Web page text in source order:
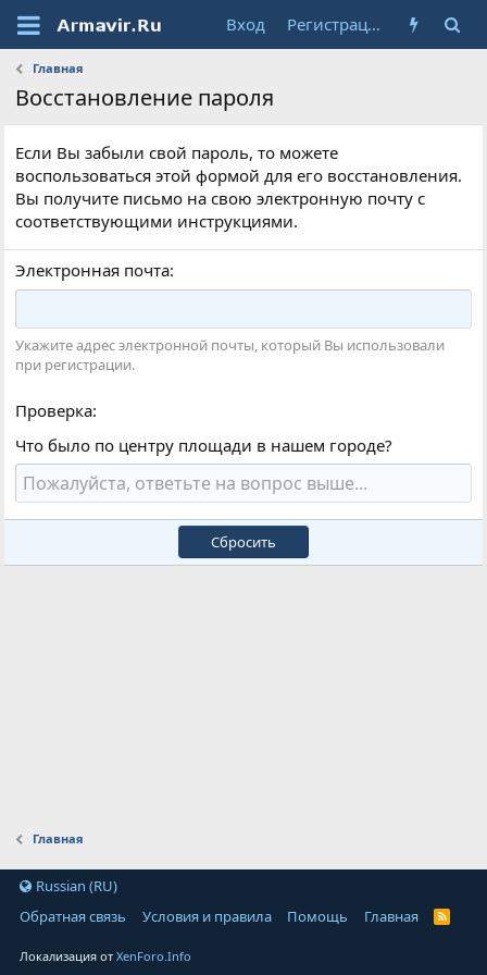
Вход Регистрация
Главная
Восстановление пароля
Если Вы забыли свой пароль, то можете
воспользоваться этой формой для его восстановления.
Вы получите письмо на свою электронную почту с
соответствующими инструкциями.
Электронная почта
Укажите адрес электронной почты, который Вы использовали
при регистрации.
Проверка
Что было по центру площади в нашем городе?
Сбросить
Главная
Russian (RU)
Обратная связь
Условия и правила Помощь Главная
Локализация отXenForo.Info